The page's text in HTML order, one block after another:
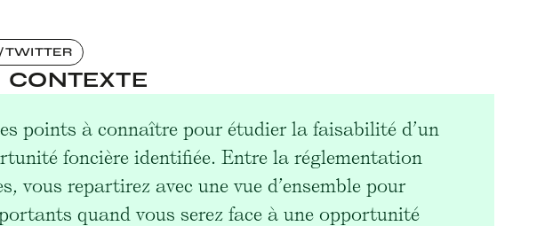
TWITTER
CONTEXTE
points à connaître pour étudier la faisabilité d’un
foncière identifiée. Entre la réglementation
vous repartirez avec une vue d’ensemble pour
quand vous serez face à une opportunité